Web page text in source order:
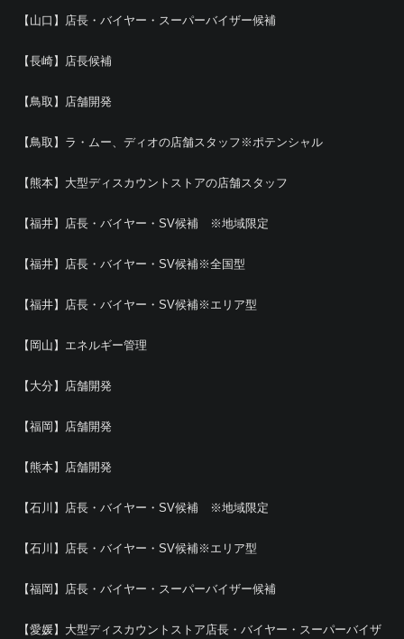
【山口】店長・バイヤー・スーパーバイザー候補
【長崎】店長候補
【鳥取】店舗開発
【鳥取】ラ・ムー、ディオの店舗スタッフ※ポテンシャル
【熊本】大型ディスカウントストアの店舗スタッフ
【福井】店長・バイヤー・SV候補 ※地域限定
【福井】店長・バイヤー・SV候補※全国型
【福井】店長・バイヤー・SV候補※エリア型
【岡山】エネルギー管理
【大分】店舗開発
【福岡】店舗開発
【熊本】店舗開発
【石川】店長・バイヤー・SV候補 ※地域限定
【石川】店長・バイヤー・SV候補※エリア型
【福岡】店長・バイヤー・スーパーバイザー候補
【愛媛】大型ディスカウントストア店長・バイヤー・スーパーバイザ